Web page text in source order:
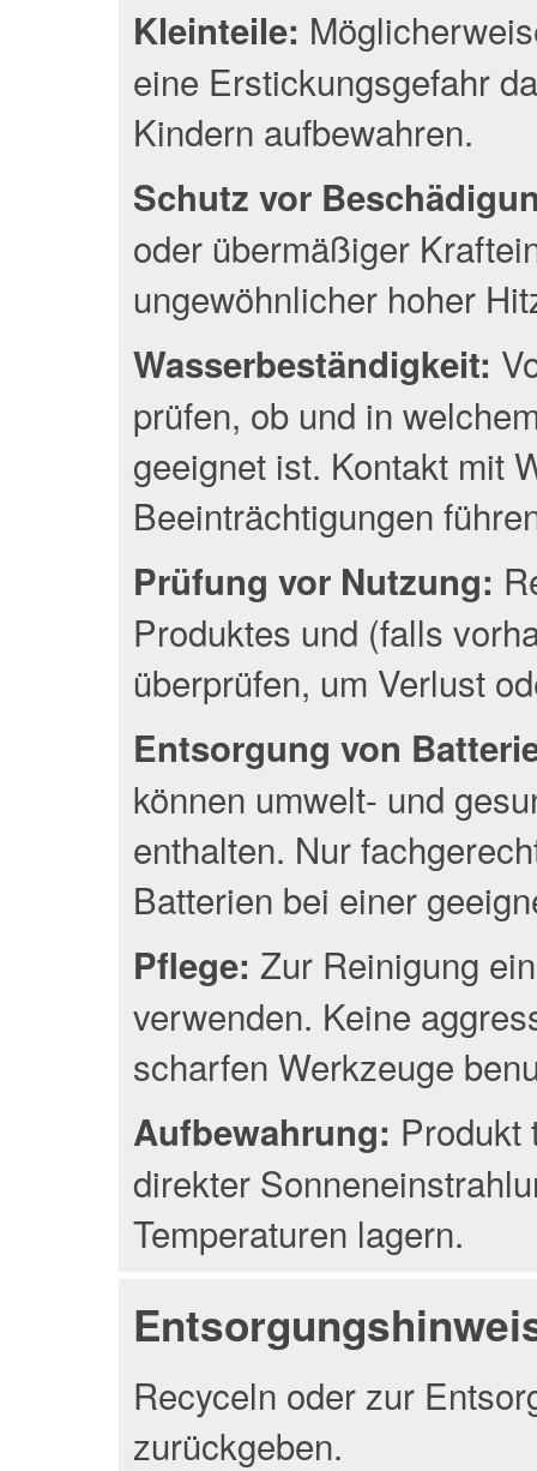
Kleinteile:
eine Erstickungsgefahr
Kindern aufbewahren.
Schutz vor
oder übermäßiger
ungewöhnlicher hoher
Wasserbeständigkeit:
prüfen, ob und in
geeignet ist. Kontakt mit
Beeinträchtigungen
Prüfung vor Nutzung:
Produktes und (falls
überprüfen, um Verlust
Entsorgung von
können umwelt- und
enthalten. Nur
Batterien bei einer
Pflege: Zur Reinigung
verwenden. Keine
scharfen Werkzeuge
Aufbewahrung: Produkt
direkter
Temperaturen lagern.
Recyceln oder zur
zurückgeben.